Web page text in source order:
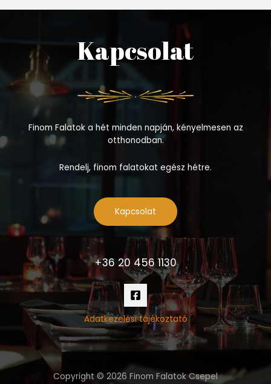
Kapcsolat
Finom Falatok a hét minden napján, kényelmesen az
otthonodban.
Rendelj, finom falatokat egész hétre.
Kapcsolat
+36 20 456 1130
Adatkezelési tájékoztató
Copyright © 2026 Finom Falatok Csepel